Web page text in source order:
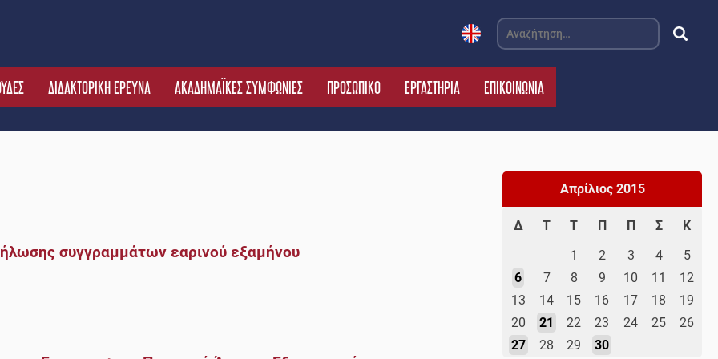
Αναζήτηση
για:
ΔΙΔΑΚΤΟΡΙΚΗ ΕΡΕΥΝΑ ΑΚΑΔΗΜΑΪΚΕΣ ΣΥΜΦΩΝΙΕΣ ΠΡΟΣΩΠΙΚΟ ΕΡΓΑΣΤΗΡΙΑ ΕΠΙΚΟΙΝΩΝΙΑ
συγγραμμάτων εαρινού εξαμήνου
Απρίλιος 2015
Δ Τ Τ Π Π Σ
Κ
1
2 3 4
5
6
7 8 9 10 11
12
13
14 15 16 17 18
19
20
21 22 23 24 25
26
27
28 29
30